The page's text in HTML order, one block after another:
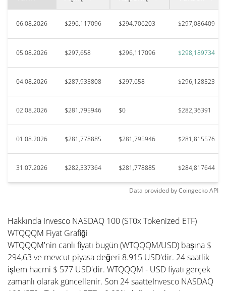
06.08.2026 $296,117096 $294,706203 $297,086409
05.08.2026 $297,658 $296,117096 $298,189734
04.08.2026 $287,935808 $297,658 $296,128523
02.08.2026 $281,795946 $0 $282,36391
01.08.2026 $281,778885 $281,795946 $281,815576
31.07.2026 $282,337364 $281,778885 $284,817644
Data provided byCoingeckoAPI
Hakkında Invesco NASDAQ 100 (ST0x Tokenized ETF)
WTQQQM Fiyat Grafiği
WTQQQM'nin canlı fiyatı bugün (WTQQQM/USD) başına $
294,63 ve mevcut piyasa değeri 8.915 USD'dir. 24 saatlik
işlem hacmi $ 577 USD'dir. WTQQQM - USD fiyatı gerçek
zamanlı olarak güncellenir. Son 24 saatteInvesco NASDAQ